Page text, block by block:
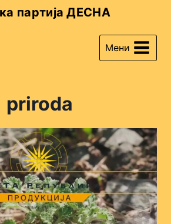
партија ДЕСНА
Мени
priroda